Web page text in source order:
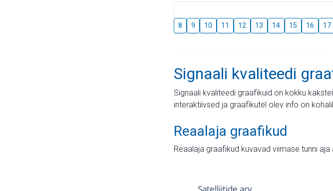
8 9 10 11 12 13 14 15 16 17
Signaali kvaliteedi
Signaali kvaliteedi graafikuid on kokku
interaktiivsed ja graafikutel olev info on
Reaalaja graafikud
Reaalaja graafikud kuvavad viimase tunni aja